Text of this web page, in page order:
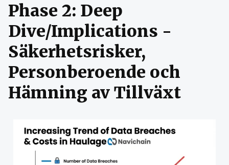
Phase 2: Deep
Dive/Implications -
Säkerhetsrisker,
Personberoende och
Hämning av Tillväxt